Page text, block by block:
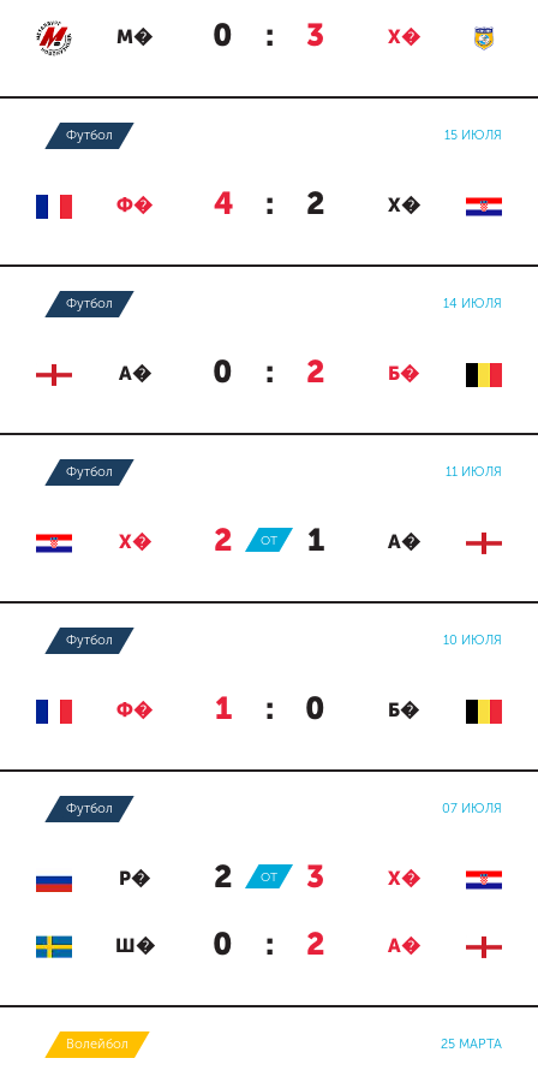
М� 0 : 3 Х�
Футбол 15 ИЮЛЯ
Ф� 4 : 2 Х�
Футбол 14 ИЮЛЯ
А� 0 : 2 Б�
Футбол 11 ИЮЛЯ
Х� 2 : 1 А�
ОТ
Футбол 10 ИЮЛЯ
Ф� 1 : 0 Б�
Футбол 07 ИЮЛЯ
Р� 2 : 3 Х�
ОТ
Ш� 0 : 2 А�
Волейбол 25 МАРТА